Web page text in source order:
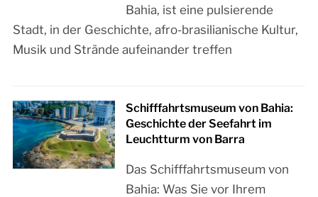
Bahia, ist eine pulsierende
Stadt, in der Geschichte, afro-brasilianische Kultur,
Musik und Strände aufeinander treffen
Schifffahrtsmuseum von Bahia:
Geschichte der Seefahrt im
Leuchtturm von Barra
Das Schifffahrtsmuseum von
Bahia: Was Sie vor Ihrem